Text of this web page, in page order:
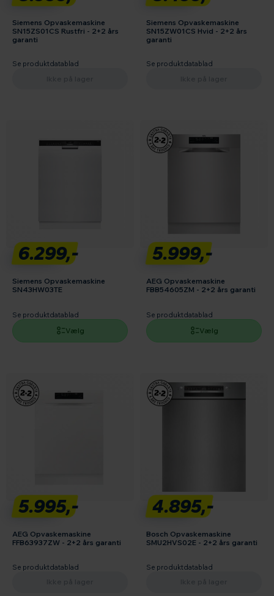
Siemens Opvaskemaskine
SN15ZS01CS Rustfri - 2+2 års
garanti
Se produktdatablad
Siemens Opvaskemaskine
SN15ZW01CS Hvid - 2+2 års
garanti
Se produktdatablad
6.299,-
Siemens Opvaskemaskine
SN43HW03TE
Se produktdatablad
Vælg
5.999,-
AEG Opvaskemaskine
FBB54605ZM - 2+2 års garanti
Se produktdatablad
Vælg
5.995,-
AEG Opvaskemaskine
FFB63937ZW - 2+2 års garanti
Se produktdatablad
4.895,-
Bosch Opvaskemaskine
SMU2HVS02E - 2+2 års garanti
Se produktdatablad